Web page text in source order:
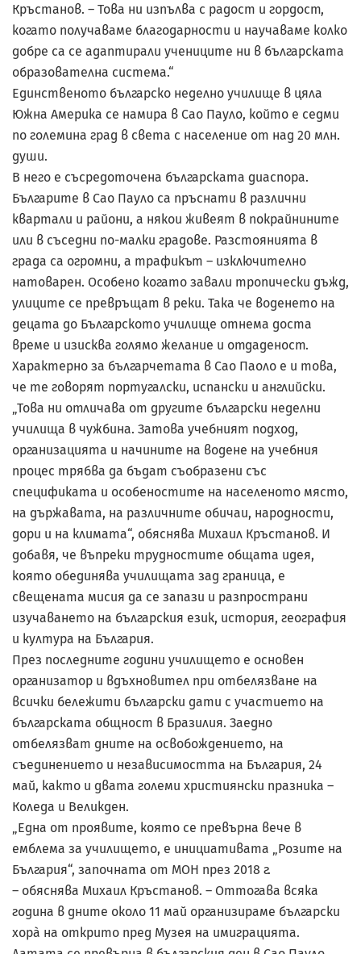
Кръстанов. – Това ни изпълва с радост и гордост,
когато получаваме благодарности и научаваме колко
добре са се адаптирали учениците ни в българската
образователна система.“
Единственото българско неделно училище в цяла
Южна Америка се намира в Сао Пауло, който е седми
по големина град в света с население от над 20 млн.
души.
В него е съсредоточена българската диаспора.
Българите в Сао Пауло са пръснати в различни
квартали и райони, а някои живеят в покрайнините
или в съседни по-малки градове. Разстоянията в
града са огромни, а трафикът – изключително
натоварен. Особено когато завали тропически дъжд,
улиците се превръщат в реки. Така че воденето на
децата до Българското училище отнема доста
време и изисква голямо желание и отдаденост.
Характерно за българчетата в Сао Паоло е и това,
че те говорят португалски, испански и английски.
„Това ни отличава от другите български неделни
училища в чужбина. Затова учебният подход,
организацията и начините на водене на учебния
процес трябва да бъдат съобразени със
спецификата и особеностите на населеното място,
на държавата, на различните обичаи, народности,
дори и на климата“, обяснява Михаил Кръстанов. И
добавя, че въпреки трудностите общата идея,
която обединява училищата зад граница, е
свещената мисия да се запази и разпространи
изучаването на българския език, история, география
и култура на България.
През последните години училището е основен
организатор и вдъхновител при отбелязване на
всички бележити български дати с участието на
българската общност в Бразилия. Заедно
отбелязват дните на освобождението, на
съединението и независимостта на България, 24
май, както и двата големи християнски празника –
Коледа и Великден.
„Една от проявите, която се превърна вече в
емблема за училището, е инициативата „Розите на
България“, започната от МОН през 2018 г.
– обяснява Михаил Кръстанов. – Оттогава всяка
година в дните около 11 май организираме български
хорà на открито пред Музея на имиграцията.